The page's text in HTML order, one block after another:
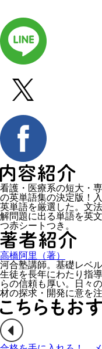
看護・医療系の短大・
の英単語集の決定版！
英単語を厳選した。文
解問題に出る単語を英
つ赤シートつき。
高橋阿里（著）
河合塾講師。基礎レベ
生徒を長年にわたり指
らの信頼も厚い。日々
材の探求・開発に意を注